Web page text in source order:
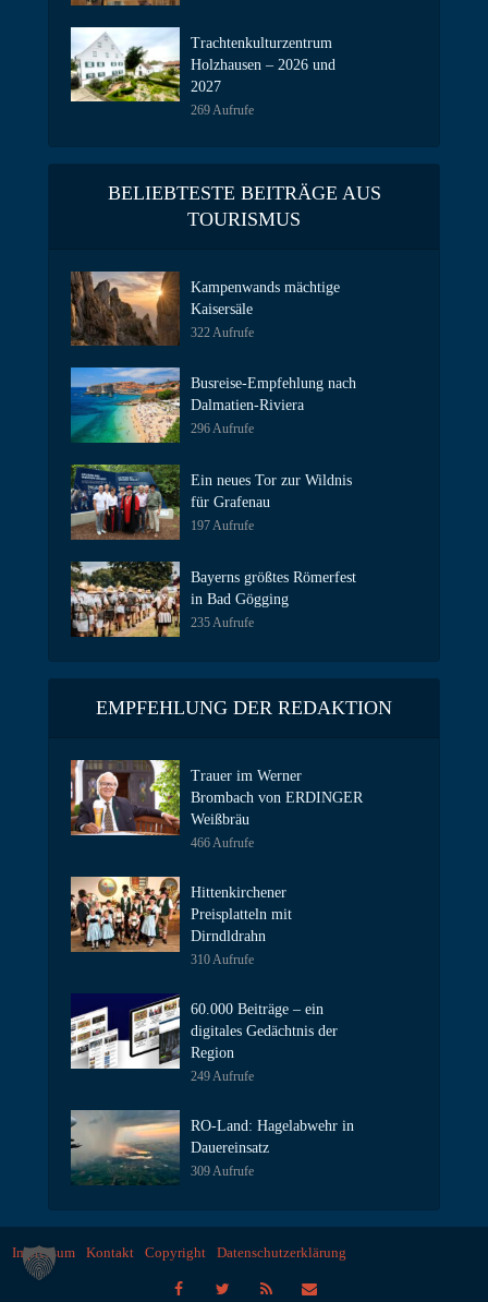
Trachtenkulturzentrum
Holzhausen – 2026 und
2027
269 Aufrufe
BELIEBTESTE BEITRÄGE AUS
TOURISMUS
Kampenwands mächtige
Kaisersäle
322 Aufrufe
Busreise-Empfehlung nach
Dalmatien-Riviera
296 Aufrufe
Ein neues Tor zur Wildnis
für Grafenau
197 Aufrufe
Bayerns größtes Römerfest
in Bad Gögging
235 Aufrufe
EMPFEHLUNG DER REDAKTION
Trauer im Werner
Brombach von ERDINGER
Weißbräu
466 Aufrufe
Hittenkirchener
Preisplatteln mit
Dirndldrahn
310 Aufrufe
60.000 Beiträge – ein
digitales Gedächtnis der
Region
249 Aufrufe
RO-Land: Hagelabwehr in
Dauereinsatz
309 Aufrufe
Impressum Kontakt Copyright Datenschutzerklärung